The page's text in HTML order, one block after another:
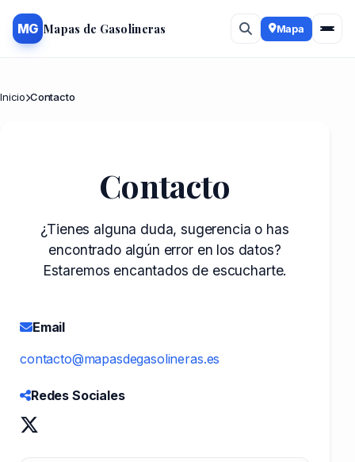
MG Mapas de Gasolineras Mapa
Inicio Contacto
Contacto
¿Tienes alguna duda, sugerencia o has
encontrado algún error en los datos?
Estaremos encantados de escucharte.
Email
contacto@mapasdegasolineras.es
Redes Sociales